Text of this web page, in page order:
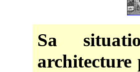
Sa
architecture